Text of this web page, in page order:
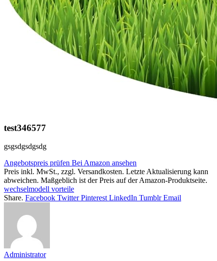
test346577
gsgsdgsdgsdg
Angebotspreis prüfen Bei Amazon ansehen
Preis inkl. MwSt., zzgl. Versandkosten. Letzte Aktualisierung kann
abweichen. Maßgeblich ist der Preis auf der Amazon-Produktseite.
wechselmodell vorteile
Share. Facebook Twitter Pinterest LinkedIn Tumblr Email
Administrator